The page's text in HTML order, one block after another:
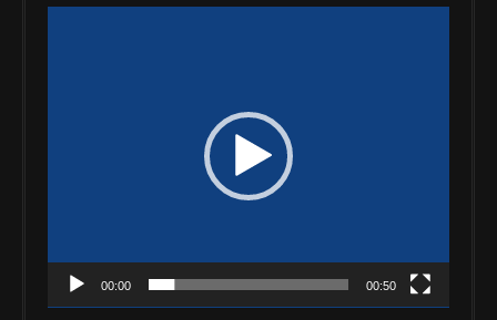
00:00 00:50